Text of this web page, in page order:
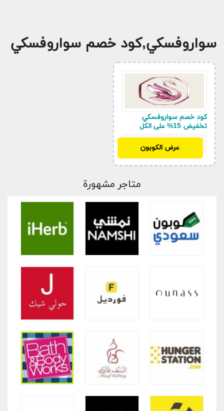
سواروفسكي,كود خصم سواروفسكي
كود خصم سواروفسكي
تخفيض 15% على الكل
عرض الكوبون
متاجر مشهورة